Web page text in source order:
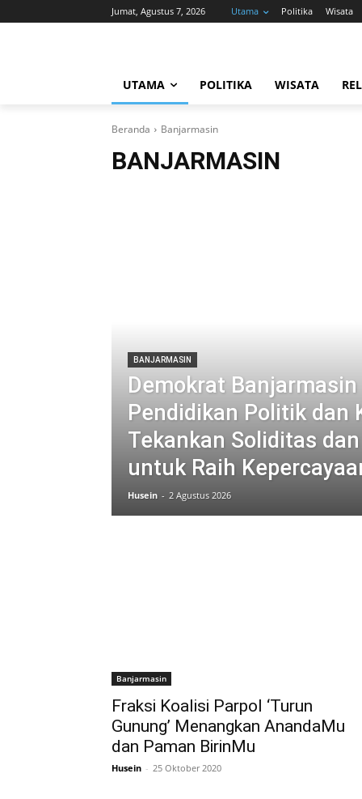
Jumat, Agustus 7, 2026 Utama Politika Wisata
UTAMA POLITIKA WISATA
Beranda Banjarmasin
BANJARMASIN
BANJARMASIN
Demokrat Banjarmasin
Pendidikan Politik dan
Tekankan Soliditas
untuk Raih
Husein - 2 Agustus 2026
Banjarmasin
Fraksi Koalisi Parpol ‘Turun
Gunung’ Menangkan AnandaMu
dan Paman BirinMu
Husein - 25 Oktober 2020